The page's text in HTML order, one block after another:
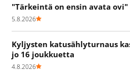
"Tärkeintä on ensin avata ovi"
5.8.2026
Kyljysten katusählyturnaus
jo 16 joukkuetta
4.8.2026